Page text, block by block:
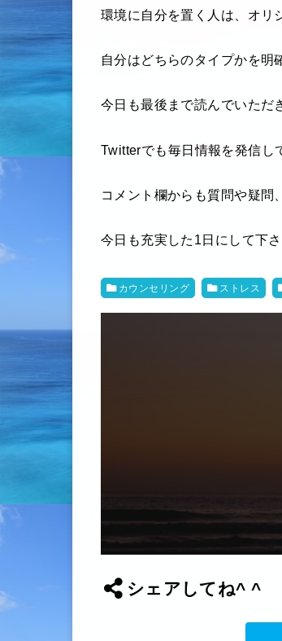
環境に自分を置く人は、オリ
自分はどちらのタイプかを明
今日も最後まで読んでいただ
Twitterでも毎日情報を発信し
コメント欄からも質問や疑問
今日も充実した1日にして下さ
カウンセリング ストレス
シェアしてね^ ^